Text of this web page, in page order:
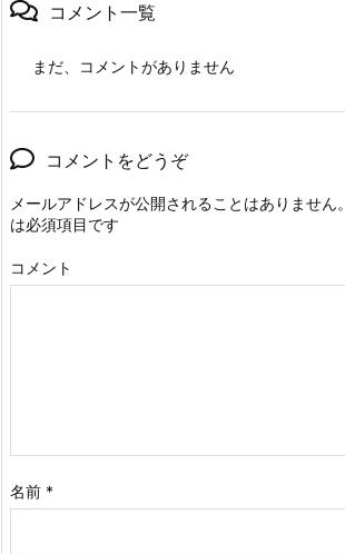
コメント一覧
まだ、コメントがありません
コメントをどうぞ
メールアドレスが公開されることはありません。
は必須項目です
コメント
名前 *